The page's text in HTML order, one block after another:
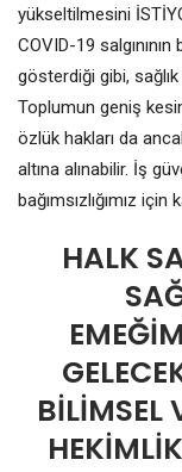
yükseltilmesini
COVID-19
gösterdiği gibi,
Toplumun geniş
özlük hakları da
altına alınabilir. İş
bağımsızlığımız
HALK
BİLİMSEL